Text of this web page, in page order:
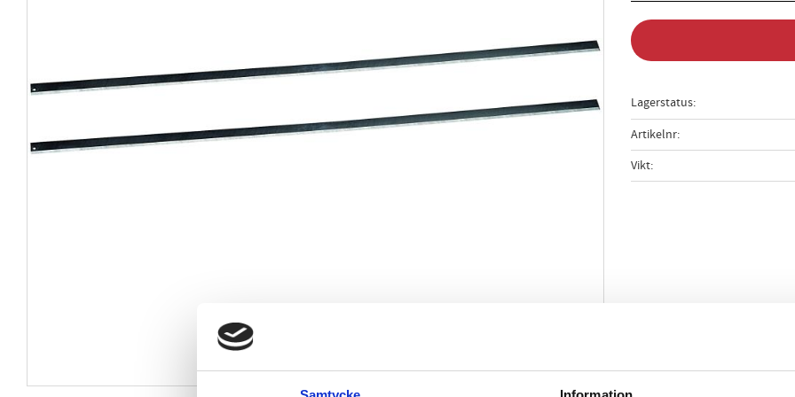
Lagerstatus
Artikelnr
Vikt